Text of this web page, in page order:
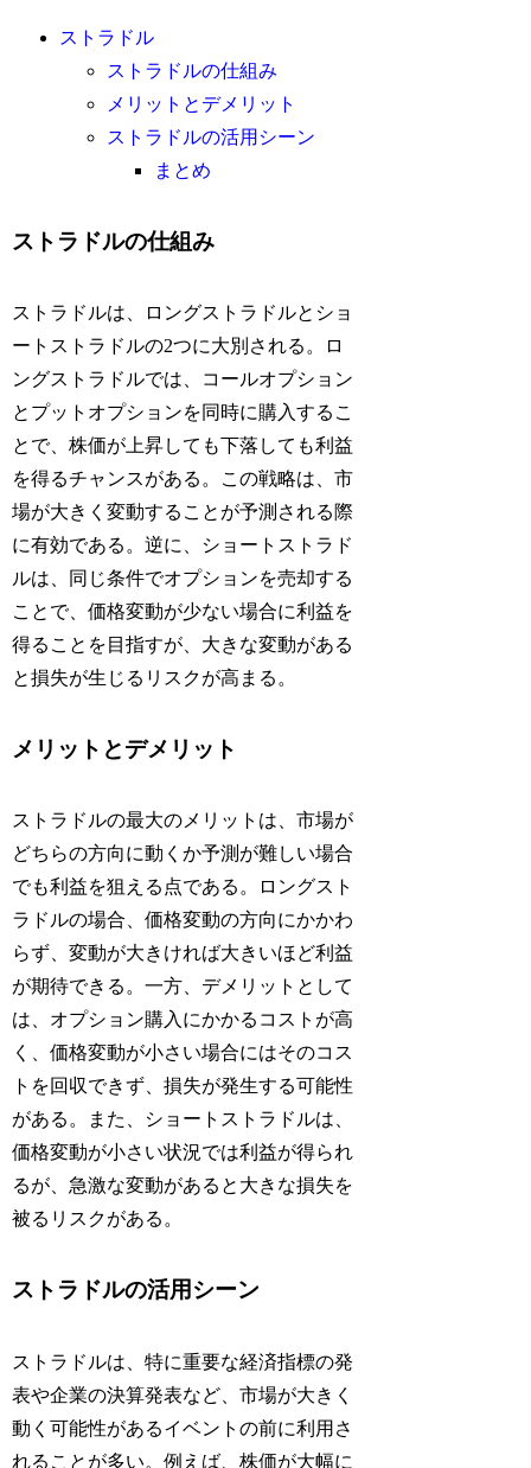
ストラドル
ストラドルの仕組み
メリットとデメリット
ストラドルの活用シーン
まとめ
ストラドルの仕組み
ストラドルは、ロングストラドルとショ
ートストラドルの2つに大別される。ロ
ングストラドルでは、コールオプション
とプットオプションを同時に購入するこ
とで、株価が上昇しても下落しても利益
を得るチャンスがある。この戦略は、市
場が大きく変動することが予測される際
に有効である。逆に、ショートストラド
ルは、同じ条件でオプションを売却する
ことで、価格変動が少ない場合に利益を
得ることを目指すが、大きな変動がある
と損失が生じるリスクが高まる。
メリットとデメリット
ストラドルの最大のメリットは、市場が
どちらの方向に動くか予測が難しい場合
でも利益を狙える点である。ロングスト
ラドルの場合、価格変動の方向にかかわ
らず、変動が大きければ大きいほど利益
が期待できる。一方、デメリットとして
は、オプション購入にかかるコストが高
く、価格変動が小さい場合にはそのコス
トを回収できず、損失が発生する可能性
がある。また、ショートストラドルは、
価格変動が小さい状況では利益が得られ
るが、急激な変動があると大きな損失を
被るリスクがある。
ストラドルの活用シーン
ストラドルは、特に重要な経済指標の発
表や企業の決算発表など、市場が大きく
動く可能性があるイベントの前に利用さ
れることが多い。例えば、株価が大幅に